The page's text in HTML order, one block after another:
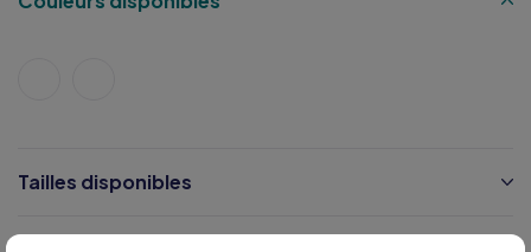
Tailles disponibles